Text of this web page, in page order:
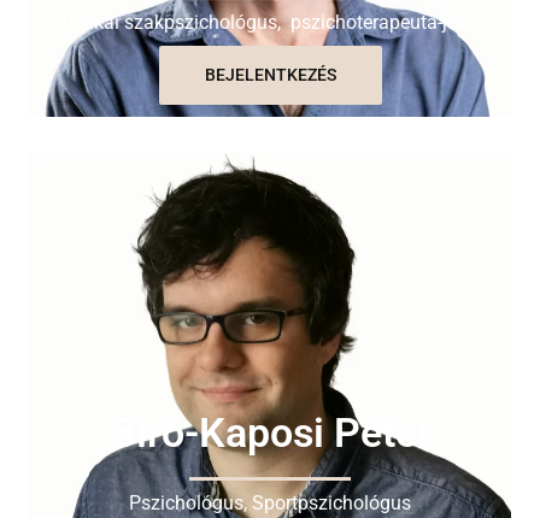
Klinikai szakpszichológus, pszichoterapeuta-jelölt
BEJELENTKEZÉS
Bíró-Kaposi Péter
Pszichológus, Sportpszichológus